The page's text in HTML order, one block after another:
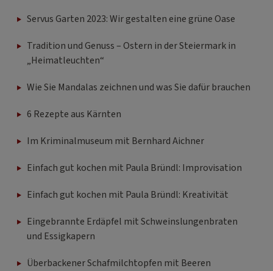
Servus Garten 2023: Wir gestalten eine grüne Oase
Tradition und Genuss – Ostern in der Steiermark in
„Heimatleuchten“
Wie Sie Mandalas zeichnen und was Sie dafür brauchen
6 Rezepte aus Kärnten
Im Kriminalmuseum mit Bernhard Aichner
Einfach gut kochen mit Paula Bründl: Improvisation
Einfach gut kochen mit Paula Bründl: Kreativität
Eingebrannte Erdäpfel mit Schweinslungenbraten
und Essigkapern
Überbackener Schafmilchtopfen mit Beeren